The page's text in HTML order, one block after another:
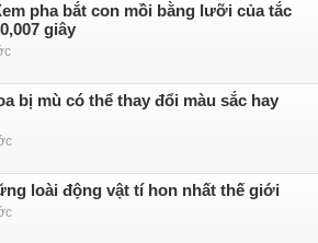
pha bắt con mồi bằng lưỡi của tắc
giây
bị mù có thể thay đổi màu sắc hay
loài động vật tí hon nhất thế giới